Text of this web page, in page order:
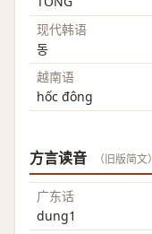
现代韩语
동
越南语
hốc đông
方言读音 （旧版简文）
广东话
dung1